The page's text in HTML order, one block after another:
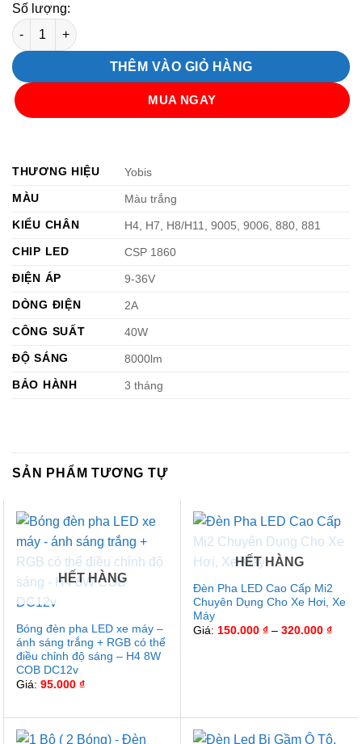
Số lượng:
Đèn LED Ô Tô Ánh Sáng Trắng Phá Sương Mù 40W Cho Xe
THÊM VÀO GIỎ HÀNG
MUA NGAY
THƯƠNG HIỆU
Yobis
MÀU
Màu trắng
KIỂU CHÂN
H4, H7, H8/H11, 9005, 9006, 880, 881
CHIP LED
CSP 1860
ĐIỆN ÁP
9-36V
DÒNG ĐIỆN
2A
CÔNG SUẤT
40W
ĐỘ SÁNG
8000lm
BẢO HÀNH
3 tháng
SẢN PHẨM TƯƠNG TỰ
HẾT HÀNG
Bóng đèn pha LED xe máy –
ánh sáng trắng + RGB có thể
điều chỉnh độ sáng – H4 8W
COB DC12v
Giá: 95.000 ₫
HẾT HÀNG
Đèn Pha LED Cao Cấp Mi2
Chuyên Dụng Cho Xe Hơi, Xe
Máy
Giá: 150.000 ₫ – 320.000 ₫